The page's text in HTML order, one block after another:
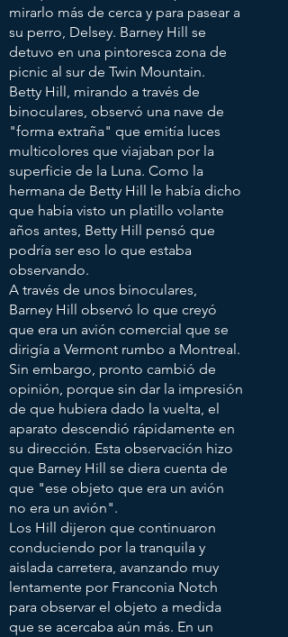
mirarlo más de cerca y para pasear a
su perro, Delsey. Barney Hill se
detuvo en una pintoresca zona de
picnic al sur de Twin Mountain.
Betty Hill, mirando a través de
binoculares, observó una nave de
"forma extraña" que emitía luces
multicolores que viajaban por la
superficie de la Luna. Como la
hermana de Betty Hill le había dicho
que había visto un platillo volante
años antes, Betty Hill pensó que
podría ser eso lo que estaba
observando.
A través de unos binoculares,
Barney Hill observó lo que creyó
que era un avión comercial que se
dirigía a Vermont rumbo a Montreal.
Sin embargo, pronto cambió de
opinión, porque sin dar la impresión
de que hubiera dado la vuelta, el
aparato descendió rápidamente en
su dirección. Esta observación hizo
que Barney Hill se diera cuenta de
que "ese objeto que era un avión
no era un avión".
Los Hill dijeron que continuaron
conduciendo por la tranquila y
aislada carretera, avanzando muy
lentamente por Franconia Notch
para observar el objeto a medida
que se acercaba aún más. En un